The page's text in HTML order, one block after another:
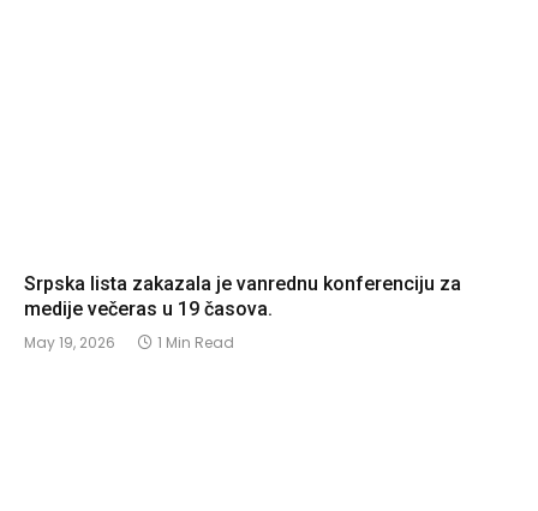
Srpska lista zakazala je vanrednu konferenciju za
medije večeras u 19 časova.
May 19, 2026 1 Min Read